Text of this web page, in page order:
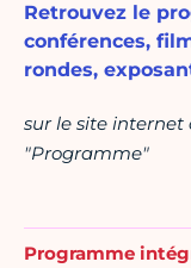
Retrouvez le
conférences,
rondes,
sur le site
"Programme"
Programme